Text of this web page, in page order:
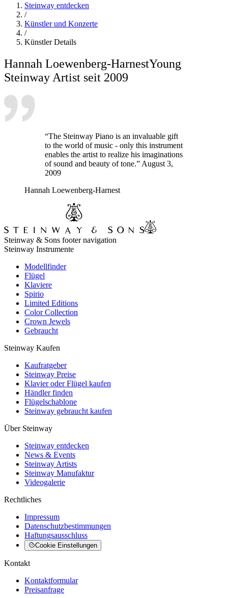
Steinway entdecken
/
Künstler und Konzerte
/
Künstler Details
Hannah Loewenberg-HarnestYoung
Steinway Artist seit 2009
“The Steinway Piano is an invaluable gift
to the world of music - only this instrument
enables the artist to realize his imaginations
of sound and beauty of tone.” August 3,
2009
Hannah Loewenberg-Harnest
Steinway & Sons footer navigation
Steinway Instrumente
Modellfinder
Flügel
Klaviere
Spirio
Limited Editions
Color Collection
Crown Jewels
Gebraucht
Steinway Kaufen
Kaufratgeber
Steinway Preise
Klavier oder Flügel kaufen
Händler finden
Flügelschablone
Steinway gebraucht kaufen
Über Steinway
Steinway entdecken
News & Events
Steinway Artists
Steinway Manufaktur
Videogalerie
Rechtliches
Impressum
Datenschutzbestimmungen
Haftungsausschluss
Cookie Einstellungen
Kontakt
Kontaktformular
Preisanfrage